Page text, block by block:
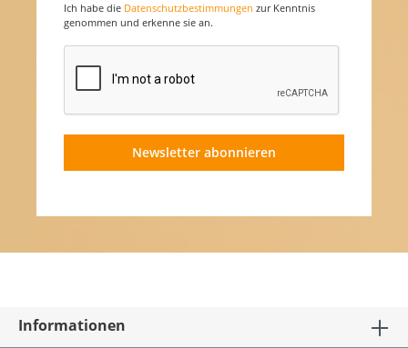
Ich habe die Datenschutzbestimmungen zur Kenntnis
genommen und erkenne sie an.
Newsletter abonnieren
Informationen